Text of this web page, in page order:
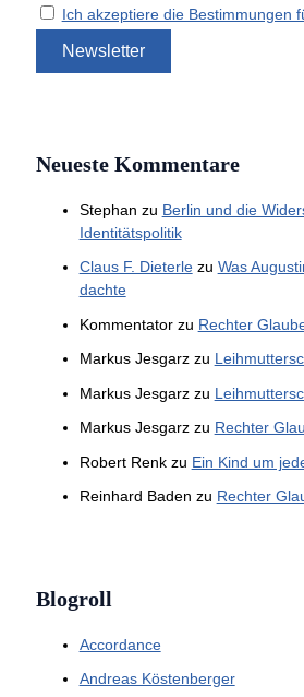
Ich akzeptiere die Bestimmungen
Neueste Kommentare
Stephan zu Berlin und die
Identitätspolitik
Claus F. Dieterlezu Was
dachte
Kommentatorzu Rechter
Markus Jesgarzzu
Markus Jesgarzzu
Markus Jesgarzzu Rechter
Robert Renkzu Ein Kind um
Reinhard Baden zu Rechter
Blogroll
Accordance
Andreas Köstenberger